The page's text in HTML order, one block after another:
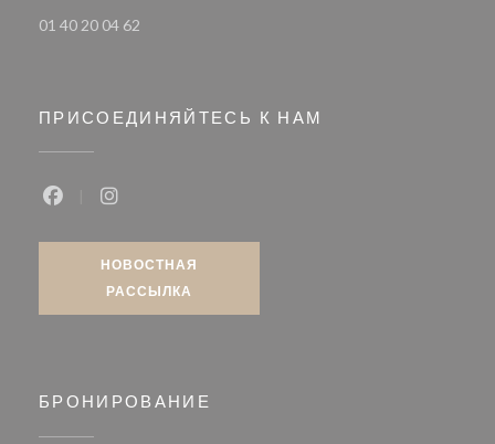
01 40 20 04 62
ПРИСОЕДИНЯЙТЕСЬ К НАМ
НОВОСТНАЯ
РАССЫЛКА
БРОНИРОВАНИЕ